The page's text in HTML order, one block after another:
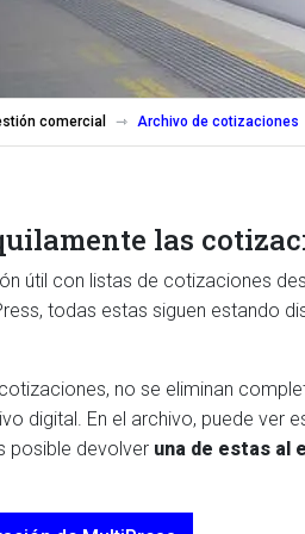
comercial Archivo de cotizaciones
las
útil con listas de cotizaciones
todas estas siguen estando
no se eliminan
digital. En el archivo, puede ver
posible devolver una de estas al